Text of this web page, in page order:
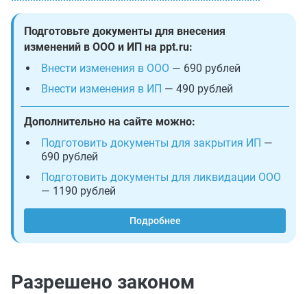
Подготовьте документы для внесения
изменений в ООО и ИП на ppt.ru:
Внести изменения в ООО — 690 рублей
Внести изменения в ИП — 490 рублей
Дополнительно на сайте можно:
Подготовить документы для закрытия ИП —
690 рублей
Подготовить документы для ликвидации ООО
— 1190 рублей
Подробнее
Разрешено законом